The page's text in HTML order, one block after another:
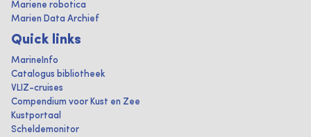
Mariene robotica
Marien Data Archief
Quick links
MarineInfo
Catalogus bibliotheek
VLIZ-cruises
Compendium voor Kust en Zee
Kustportaal
Scheldemonitor